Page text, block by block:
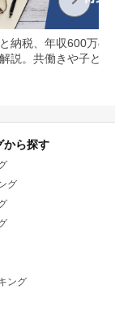
納税、年収600万の
説。共働きや子ども
から探す
グ
ング